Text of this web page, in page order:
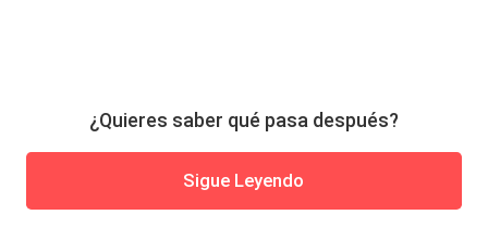
¿Quieres saber qué pasa después?
Sigue Leyendo